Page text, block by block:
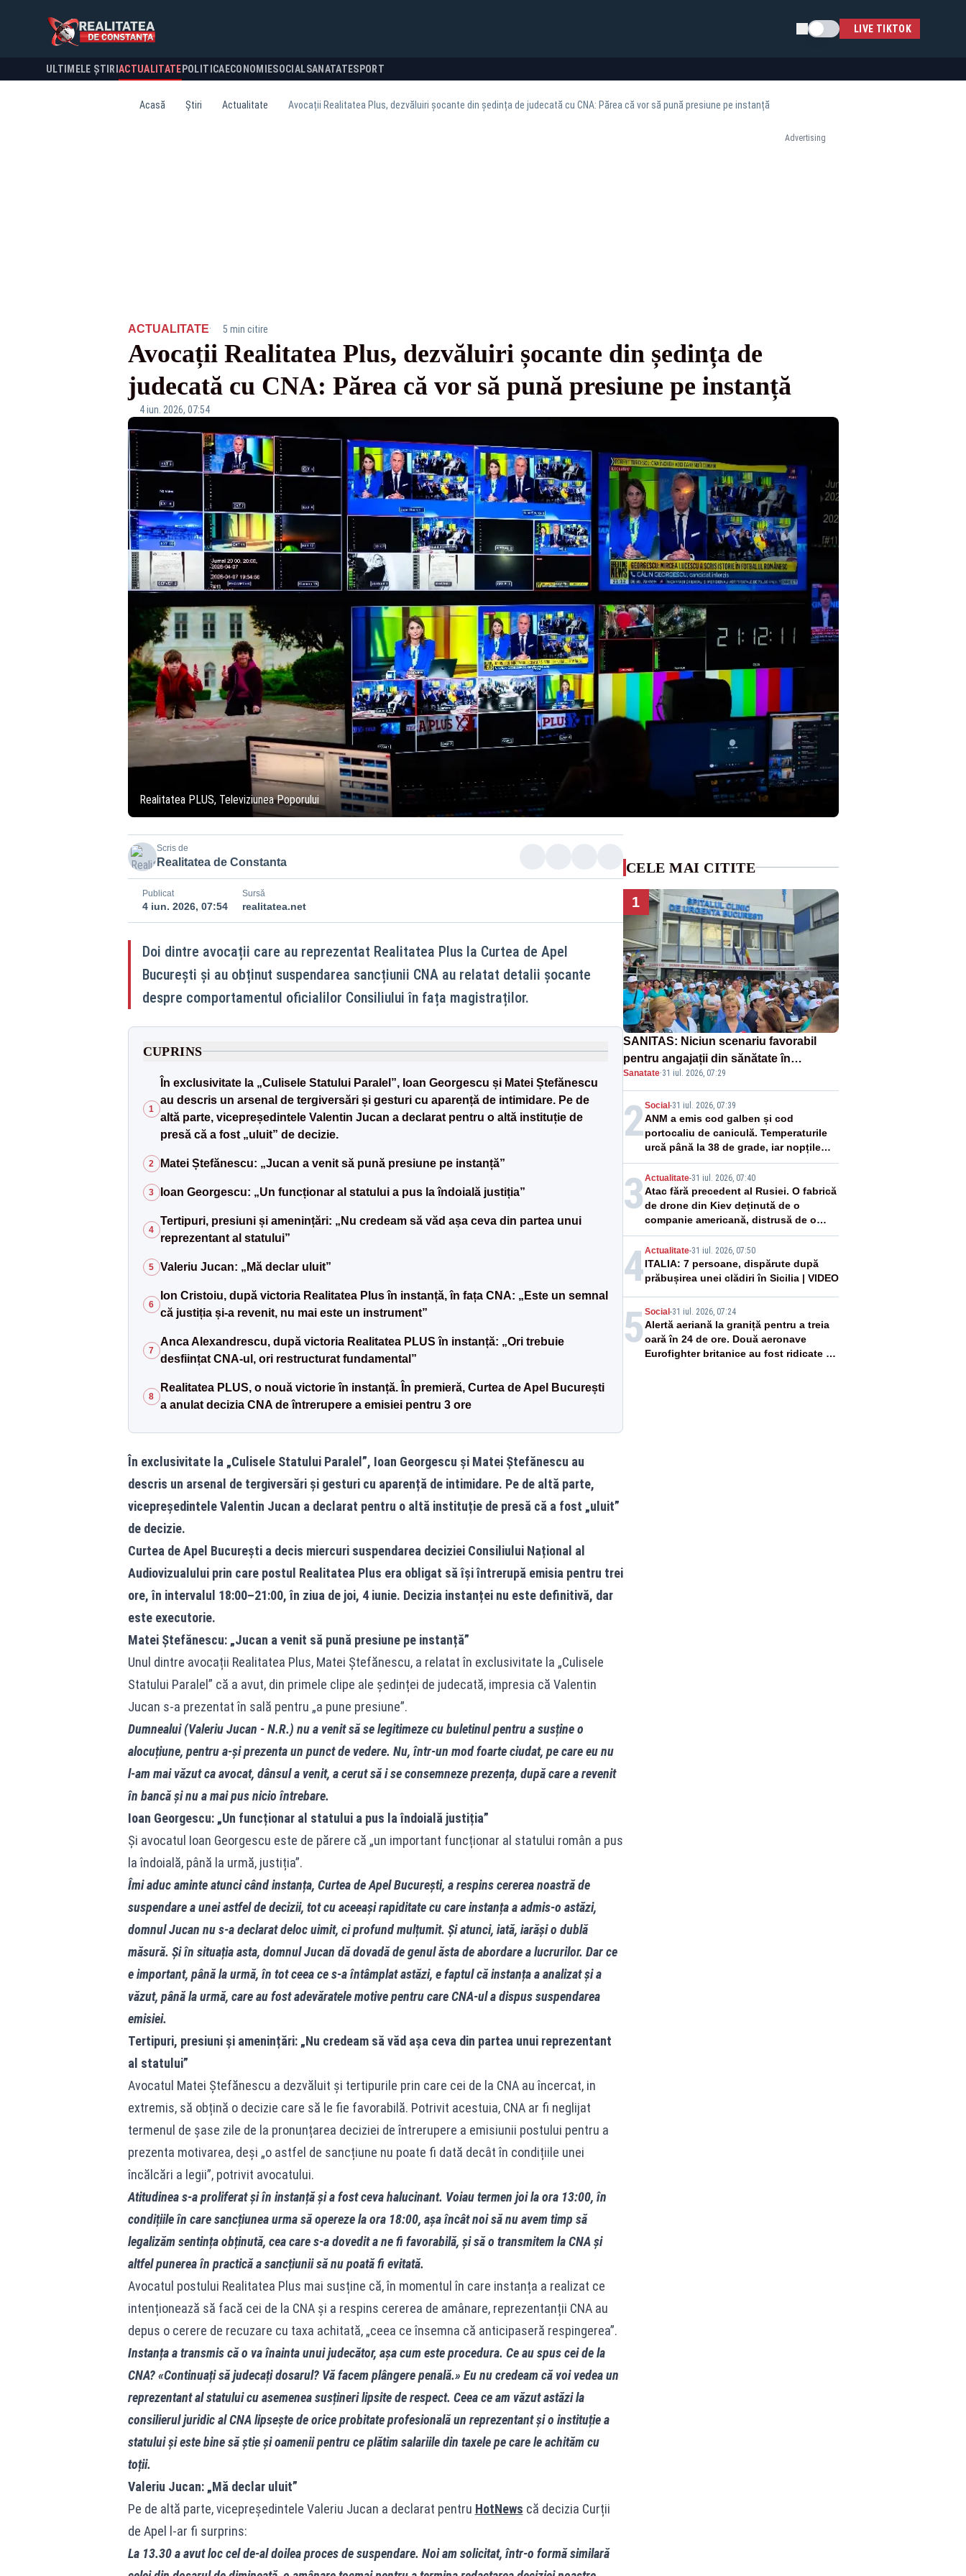
Schimba temaLIVE TIKTOK
ULTIMELE ȘTIRI ACTUALITATE POLITICA ECONOMIESOCIALSANATATESPORT
Acasă Știri Actualitate Avocații Realitatea Plus, dezvăluiri șocante din ședința de judecată cu CNA: Părea că vor să pună presiune pe instanță
Advertising
ACTUALITATE· 5 min citire
Avocații Realitatea Plus, dezvăluiri șocante din ședința de
judecată cu CNA: Părea că vor să pună presiune pe instanță
4 iun. 2026, 07:54
Realitatea PLUS, Televiziunea Poporului
Scris de
Realitatea de Constanta
Publicat
4 iun. 2026, 07:54
Sursă
realitatea.net
Doi dintre avocații care au reprezentat Realitatea Plus la Curtea de Apel
București și au obținut suspendarea sancțiunii CNA au relatat detalii șocante
despre comportamentul oficialilor Consiliului în fața magistraților.
CUPRINS
1
În exclusivitate la „Culisele Statului Paralel”, Ioan Georgescu și Matei Ștefănescu
au descris un arsenal de tergiversări și gesturi cu aparență de intimidare. Pe de
altă parte, vicepreședintele Valentin Jucan a declarat pentru o altă instituție de
presă că a fost „uluit” de decizie.
2 Matei Ștefănescu: „Jucan a venit să pună presiune pe instanță”
3 Ioan Georgescu: „Un funcționar al statului a pus la îndoială justiția”
4
Tertipuri, presiuni și amenințări: „Nu credeam să văd așa ceva din partea unui
reprezentant al statului”
5 Valeriu Jucan: „Mă declar uluit”
6
Ion Cristoiu, după victoria Realitatea Plus în instanță, în fața CNA: „Este un semnal
că justiția și-a revenit, nu mai este un instrument”
7
Anca Alexandrescu, după victoria Realitatea PLUS în instanță: „Ori trebuie
desființat CNA-ul, ori restructurat fundamental”
8
Realitatea PLUS, o nouă victorie în instanță. În premieră, Curtea de Apel București
a anulat decizia CNA de întrerupere a emisiei pentru 3 ore
În exclusivitate la „Culisele Statului Paralel”, Ioan Georgescu și Matei Ștefănescu au
descris un arsenal de tergiversări și gesturi cu aparență de intimidare. Pe de altă parte,
vicepreședintele Valentin Jucan a declarat pentru o altă instituție de presă că a fost „uluit”
de decizie.
Curtea de Apel București a decis miercuri suspendarea deciziei Consiliului Național al
Audiovizualului prin care postul Realitatea Plus era obligat să își întrerupă emisia pentru trei
ore, în intervalul 18:00–21:00, în ziua de joi, 4 iunie. Decizia instanței nu este definitivă, dar
este executorie.
Matei Ștefănescu: „Jucan a venit să pună presiune pe instanță”
Unul dintre avocații Realitatea Plus, Matei Ștefănescu, a relatat în exclusivitate la „Culisele
Statului Paralel” că a avut, din primele clipe ale ședinței de judecată, impresia că Valentin
Jucan s‑a prezentat în sală pentru „a pune presiune”.
Dumnealui (Valeriu Jucan - N.R.) nu a venit să se legitimeze cu buletinul pentru a susține o
alocuțiune, pentru a‑și prezenta un punct de vedere. Nu, într‑un mod foarte ciudat, pe care eu nu
l‑am mai văzut ca avocat, dânsul a venit, a cerut să i se consemneze prezența, după care a revenit
în bancă și nu a mai pus nicio întrebare.
Ioan Georgescu: „Un funcționar al statului a pus la îndoială justiția”
Și avocatul Ioan Georgescu este de părere că „un important funcționar al statului român a pus
la îndoială, până la urmă, justiția”.
Îmi aduc aminte atunci când instanța, Curtea de Apel București, a respins cererea noastră de
suspendare a unei astfel de decizii, tot cu aceeași rapiditate cu care instanța a admis‑o astăzi,
domnul Jucan nu s‑a declarat deloc uimit, ci profund mulțumit. Și atunci, iată, iarăși o dublă
măsură. Și în situația asta, domnul Jucan dă dovadă de genul ăsta de abordare a lucrurilor. Dar ce
e important, până la urmă, în tot ceea ce s‑a întâmplat astăzi, e faptul că instanța a analizat și a
văzut, până la urmă, care au fost adevăratele motive pentru care CNA‑ul a dispus suspendarea
emisiei.
Tertipuri, presiuni și amenințări: „Nu credeam să văd așa ceva din partea unui reprezentant
al statului”
Avocatul Matei Ștefănescu a dezvăluit și tertipurile prin care cei de la CNA au încercat, in
extremis, să obțină o decizie care să le fie favorabilă. Potrivit acestuia, CNA ar fi neglijat
termenul de șase zile de la pronunțarea deciziei de întrerupere a emisiunii postului pentru a
prezenta motivarea, deși „o astfel de sancțiune nu poate fi dată decât în condițiile unei
încălcări a legii”, potrivit avocatului.
Atitudinea s‑a proliferat și în instanță și a fost ceva halucinant. Voiau termen joi la ora 13:00, în
condițiile în care sancțiunea urma să opereze la ora 18:00, așa încât noi să nu avem timp să
legalizăm sentința obținută, cea care s‑a dovedit a ne fi favorabilă, și să o transmitem la CNA și
altfel punerea în practică a sancțiunii să nu poată fi evitată.
Avocatul postului Realitatea Plus mai susține că, în momentul în care instanța a realizat ce
intenționează să facă cei de la CNA și a respins cererea de amânare, reprezentanții CNA au
depus o cerere de recuzare cu taxa achitată, „ceea ce însemna că anticipaseră respingerea”.
Instanța a transmis că o va înainta unui judecător, așa cum este procedura. Ce au spus cei de la
CNA? «Continuați să judecați dosarul? Vă facem plângere penală.» Eu nu credeam că voi vedea un
reprezentant al statului cu asemenea susțineri lipsite de respect. Ceea ce am văzut astăzi la
consilierul juridic al CNA lipsește de orice probitate profesională un reprezentant și o instituție a
statului și este bine să știe și oamenii pentru ce plătim salariile din taxele pe care le achităm cu
toții.
Valeriu Jucan: „Mă declar uluit”
Pe de altă parte, vicepreședintele Valeriu Jucan a declarat pentru HotNews că decizia Curții
de Apel l‑ar fi surprins:
La 13.30 a avut loc cel de‑al doilea proces de suspendare. Noi am solicitat, într‑o formă similară
CELE MAI CITITE
1
SANITAS: Niciun scenariu favorabil
pentru angajații din sănătate în
proiectul Legii salarizării
Sanatate·31 iul. 2026, 07:29
2Social-31 iul. 2026, 07:39
ANM a emis cod galben și cod
portocaliu de caniculă. Temperaturile
urcă până la 38 de grade, iar nopțile
devin tropicale
3 Actualitate-31 iul. 2026, 07:40
Atac fără precedent al Rusiei. O fabrică
de drone din Kiev deținută de o
companie americană, distrusă de o
rachetă rusească
4Actualitate-31 iul. 2026, 07:50
ITALIA: 7 persoane, dispărute după
prăbușirea unei clădiri în Sicilia | VIDEO
5 Social-31 iul. 2026, 07:24
Alertă aeriană la graniță pentru a treia
oară în 24 de ore. Două aeronave
Eurofighter britanice au fost ridicate de